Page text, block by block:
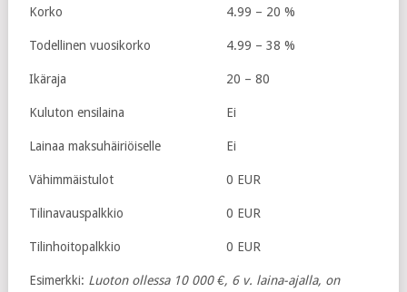
Korko 4.99 – 20 %
Todellinen vuosikorko 4.99 – 38 %
Ikäraja 20 – 80
Kuluton ensilaina Ei
Lainaa maksuhäiriöiselle Ei
Vähimmäistulot 0 EUR
Tilinavauspalkkio 0 EUR
Tilinhoitopalkkio 0 EUR
Esimerkki: Luoton ollessa 10 000 €, 6 v. laina-ajalla, on